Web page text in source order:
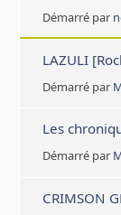
Démarré par
LAZULI
Démarré par
Les
Démarré par
CRIMSON